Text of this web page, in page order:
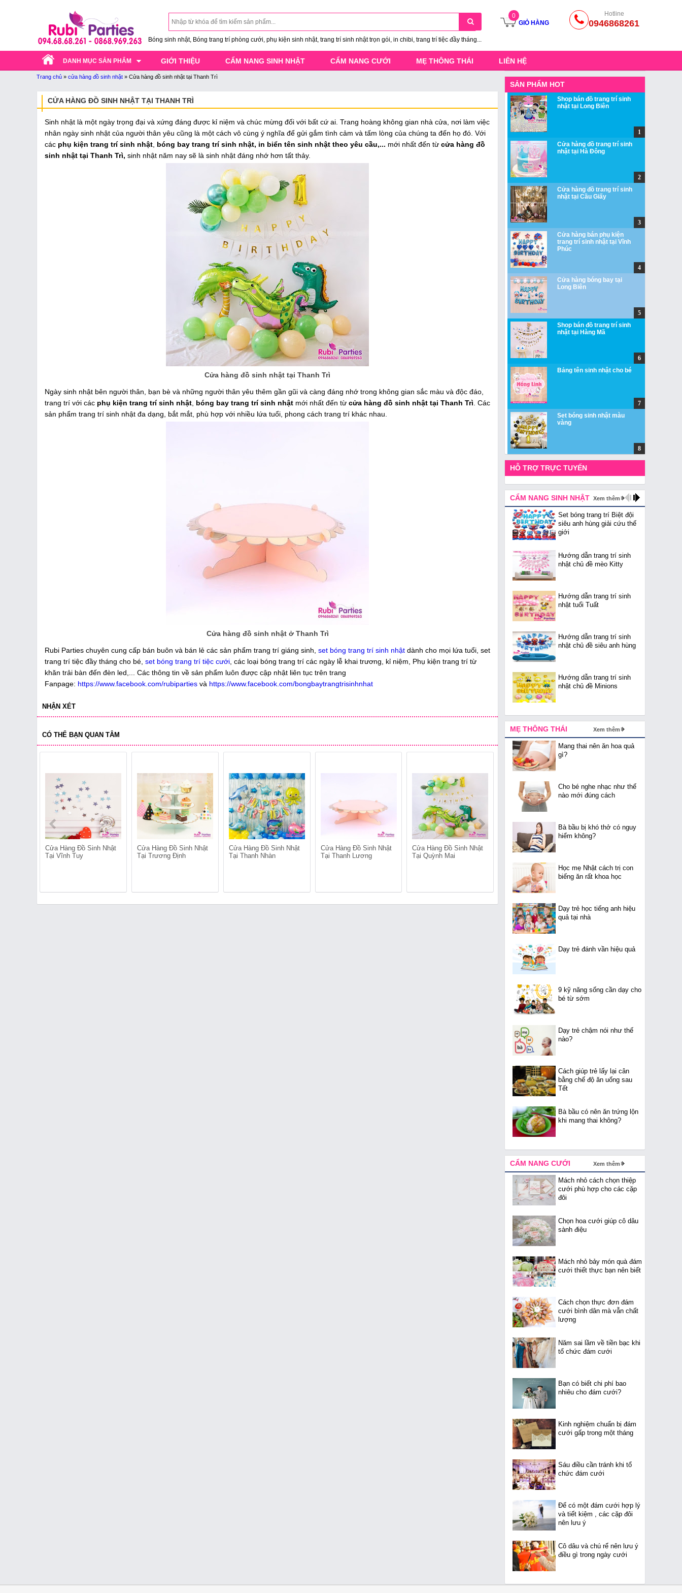
Bóng sinh nhật, Bóng trang trí phòng cưới, phụ kiện sinh nhật, trang trí sinh nhật trọn gói, in chibi, trang trí tiệc đầy tháng...
0
GIỎ HÀNG
Hotline
0946868261
DANH MỤC SẢN PHẨM GIỚI THIỆU CẨM NANG SINH NHẬT CẨM NANG CƯỚI MẸ THÔNG THÁI LIÊN HỆ
Trang chủ » cửa hàng đồ sinh nhật » Cửa hàng đồ sinh nhật tại Thanh Trì
CỬA HÀNG ĐỒ SINH NHẬT TẠI THANH TRÌ
Sinh nhật là một ngày trọng đại và xứng đáng được kỉ niệm và chúc mừng đối với bất cứ ai. Trang hoàng không gian nhà cửa, nơi làm việc
nhân ngày sinh nhật của người thân yêu cũng là một cách vô cùng ý nghĩa để gửi gắm tình cảm và tấm lòng của chúng ta đến họ đó. Với
các phụ kiện trang trí sinh nhật bóng bay trang trí sinh nhật, in biển tên sinh nhật theo yêu cầu,... mới nhất đến từ cửa hàng đồ
sinh nhật tại Thanh Trì, sinh nhật năm nay sẽ là sinh nhật đáng nhớ hơn tất thảy.
Cửa hàng đồ sinh nhật tại Thanh Trì
Ngày sinh nhật bên người thân, bạn bè và những người thân yêu thêm gần gũi và càng đáng nhớ trong không gian sắc màu và độc đáo,
trang trí với các phụ kiện trang trí sinh nhật bóng bay trang trí sinh nhật mới nhất đến từ cửa hàng đồ sinh nhật tại Thanh Trì . Các
sản phẩm trang trí sinh nhật đa dạng, bắt mắt, phù hợp với nhiều lứa tuổi, phong cách trang trí khác nhau.
Cửa hàng đồ sinh nhật ở Thanh Trì
Rubi Parties chuyên cung cấp bán buôn và bán lẻ các sản phẩm trang trí giáng sinh, set bóng trang trí sinh nhật dành cho mọi lứa tuổi, set
trang trí tiệc đầy tháng cho bé, set bóng trang trí tiệc cưới , các loại bóng trang trí các ngày lễ khai trương, kỉ niệm, Phụ kiện trang trí từ
khăn trải bàn đến đèn led,... Các thông tin về sản phẩm luôn được cập nhật liên tục trên trang
Fanpage: https://www.facebook.com/rubiparties và https://www.facebook.com/bongbaytrangtrisinhnhat
NHẬN XÉT
CÓ THỂ BẠN QUAN TÂM
Cửa Hàng Đồ Sinh Nhật
Tại Vĩnh Tuy
Cửa Hàng Đồ Sinh Nhật
Tại Trương Định
Cửa Hàng Đồ Sinh Nhật
Tại Thanh Nhàn
Cửa Hàng Đồ Sinh Nhật
Tại Thanh Lương
Cửa Hàng Đồ Sinh Nhật
Tại Quỳnh Mai
Cửa Hàng Đồ Sinh Nhật
SẢN PHẨM HOT
Shop bán đồ trang trí sinh
nhật tại Long Biên
Cửa hàng đồ trang trí sinh
nhật tại Hà Đông
Cửa hàng đồ trang trí sinh
nhật tại Cầu Giấy
Cửa hàng bán phụ kiện
trang trí sinh nhật tại Vĩnh
Phúc
Cửa hàng bóng bay tại
Long Biên
Shop bán đồ trang trí sinh
nhật tại Hàng Mã
Bảng tên sinh nhật cho bé
Set bóng sinh nhật màu
vàng
HỖ TRỢ TRỰC TUYẾN
CẨM NANG SINH NHẬT Xem thêm
Set bóng trang trí Biệt đội
siêu anh hùng giải cứu thế
giới
Hướng dẫn trang trí sinh
nhật chủ đề mèo Kitty
Hướng dẫn trang trí sinh
nhật tuổi Tuất
Hướng dẫn trang trí sinh
nhật chủ đề siêu anh hùng
Hướng dẫn trang trí sinh
nhật chủ đề Minions
MẸ THÔNG THÁI Xem thêm
Mang thai nên ăn hoa quả
gì?
Cho bé nghe nhạc như thế
nào mới đúng cách
Bà bầu bị khó thở có nguy
hiểm không?
Học mẹ Nhật cách trị con
biếng ăn rất khoa học
Dạy trẻ học tiếng anh hiệu
quả tại nhà
Dạy trẻ đánh vần hiệu quả
9 kỹ năng sống cần dạy cho
bé từ sớm
Dạy trẻ chậm nói như thế
nào?
Cách giúp trẻ lấy lại cân
bằng chế độ ăn uống sau
Tết
Bà bầu có nên ăn trứng lộn
khi mang thai không?
CẨM NANG CƯỚI Xem thêm
Mách nhỏ cách chọn thiệp
cưới phù hợp cho các cặp
đôi
Chọn hoa cưới giúp cô dâu
sành điệu
Mách nhỏ bảy món quà đám
cưới thiết thực bạn nên biết
Cách chọn thực đơn đám
cưới bình dân mà vẫn chất
lượng
Năm sai lầm về tiền bạc khi
tổ chức đám cưới
Bạn có biết chi phí bao
nhiêu cho đám cưới?
Kinh nghiệm chuẩn bị đám
cưới gấp trong một tháng
Sáu điều cần tránh khi tổ
chức đám cưới
Để có một đám cưới hợp lý
và tiết kiệm , các cặp đôi
nên lưu ý
Cô dâu và chú rể nên lưu ý
điều gì trong ngày cưới